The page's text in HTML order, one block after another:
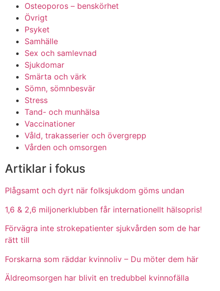
Osteoporos – benskörhet
Övrigt
Psyket
Samhälle
Sex och samlevnad
Sjukdomar
Smärta och värk
Sömn, sömnbesvär
Stress
Tand- och munhälsa
Vaccinationer
Våld, trakasserier och övergrepp
Vården och omsorgen
Artiklar i fokus
Plågsamt och dyrt när folksjukdom göms undan
1,6 & 2,6 miljonerklubben får internationellt hälsopris!
Förvägra inte strokepatienter sjukvården som de har
rätt till
Forskarna som räddar kvinnoliv – Du möter dem här
Äldreomsorgen har blivit en tredubbel kvinnofälla